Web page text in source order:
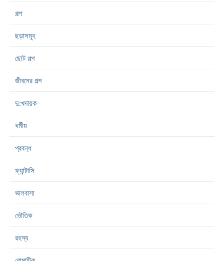
গল্প
ছড়াসমূহ
ছোট গল্প
জীবনের গল্প
দু:খদায়ক
ধর্মীয়
প্রবন্ধ
ফ্যান্টাসি
ভালবাসা
ভৌতিক
রহস্য